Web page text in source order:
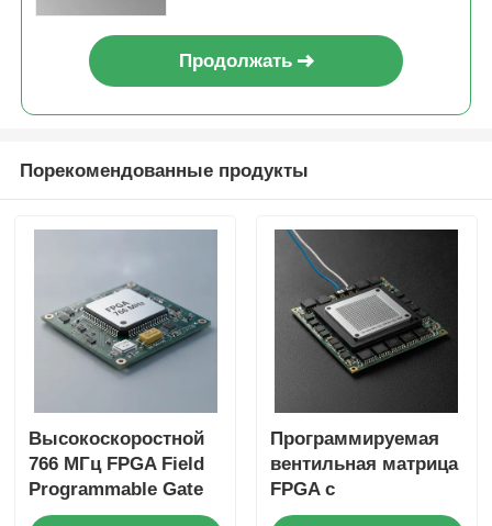
Продолжать
Порекомендованные продукты
Высокоскоростной
766 МГц FPGA Field
Programmable Gate
Array с 22uF
Программируемая
вентильная матрица
FPGA с
максимальной